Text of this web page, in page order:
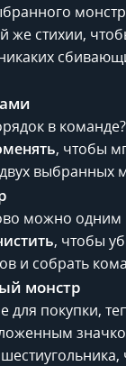
же стихии,
в команде?
, чтобы
выбранных
можно одним
, чтобы
и собрать
монстр
для покупки,